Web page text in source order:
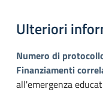
Ulteriori
Numero di
Finanziamenti
all'emergenza